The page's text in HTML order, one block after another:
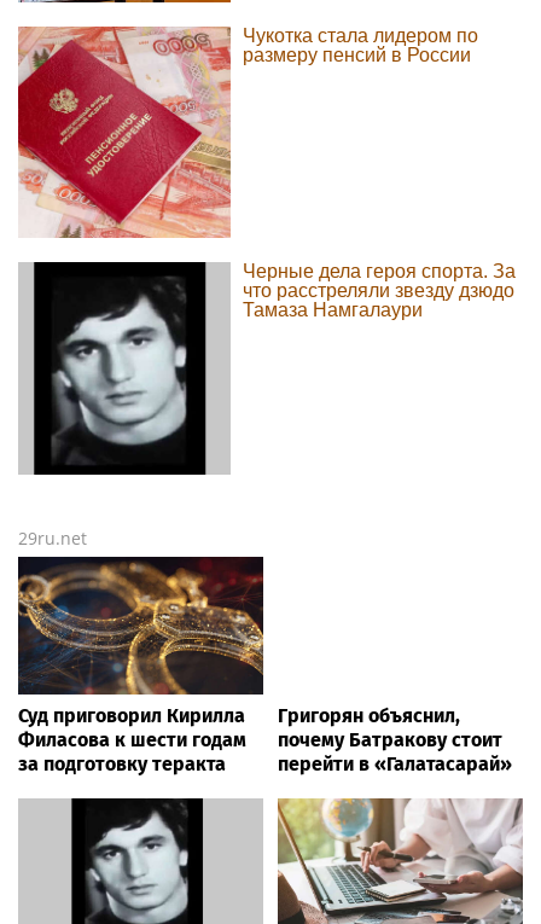
Чукотка стала лидером по
размеру пенсий в России
Черные дела героя спорта. За
что расстреляли звезду дзюдо
Тамаза Намгалаури
29ru.net
Суд приговорил Кирилла
Филасова к шести годам
за подготовку теракта
Григорян объяснил,
почему Батракову стоит
перейти в «Галатасарай»